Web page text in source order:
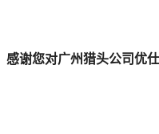
感谢您对广州猎头公司优